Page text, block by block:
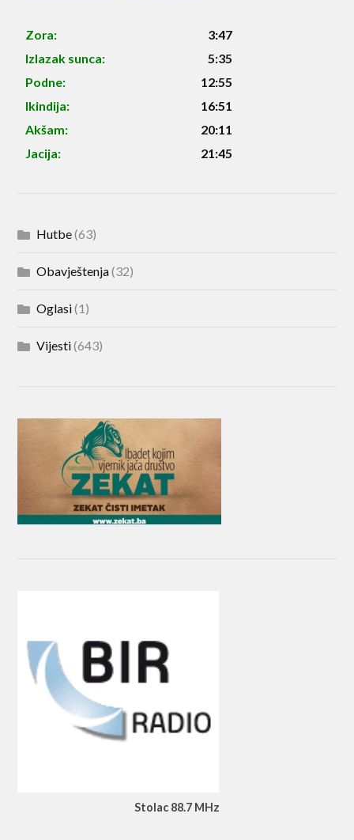
Zora:
3:47
Izlazak sunca:
5:35
Podne:
12:55
Ikindija:
16:51
Akšam:
20:11
Jacija:
21:45
Hutbe(63)
Obavještenja(32)
Oglasi(1)
Vijesti(643)
Stolac 88.7 MHz